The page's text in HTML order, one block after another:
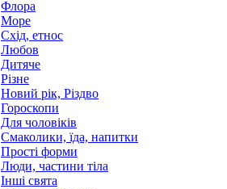
Флора
Море
Схід, етнос
Любов
Дитяче
Різне
Новий рік, Різдво
Гороскопи
Для чоловіків
Смаколики, їда, напитки
Прості форми
Люди, частини тіла
Інші свята